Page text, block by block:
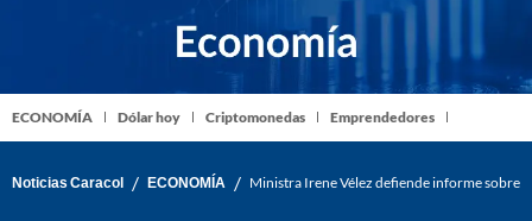
ECONOMÍA Dólar hoy Criptomonedas Emprendedores
Noticias Caracol / ECONOMÍA / Ministra Irene Vélez defiende informe sobre